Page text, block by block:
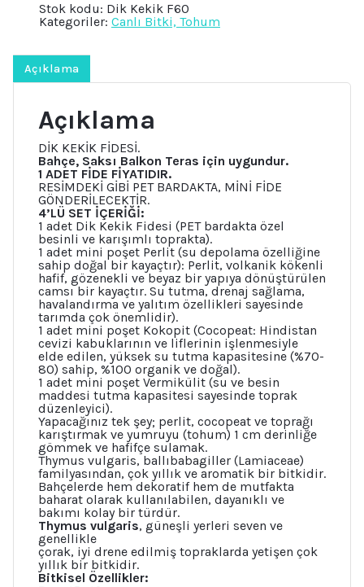
Kekik
fidesi,
compacta
ve
Perlit
Vermikülit,
Balkon
Teras
Saksı
Fidesi
adet
Stok kodu: Dik Kekik F60
Kategoriler: Canlı Bitki, Tohum
Açıklama
Açıklama
DİK KEKİK FİDESİ.
Bahçe, Saksı Balkon Teras için uygundur.
1 ADET FİDE FİYATIDIR.
RESİMDEKİ GİBİ PET BARDAKTA, MİNİ FİDE
GÖNDERİLECEKTİR.
4’LÜ SET İÇERİĞİ:
1 adet Dik Kekik Fidesi (PET bardakta özel
besinli ve karışımlı toprakta).
1 adet mini poşet Perlit (su depolama özelliğine
sahip doğal bir kayaçtır): Perlit, volkanik kökenli
hafif, gözenekli ve beyaz bir yapıya dönüştürülen
camsı bir kayaçtır. Su tutma, drenaj sağlama,
havalandırma ve yalıtım özellikleri sayesinde
tarımda çok önemlidir).
1 adet mini poşet Kokopit (Cocopeat: Hindistan
cevizi kabuklarının ve liflerinin işlenmesiyle
elde edilen, yüksek su tutma kapasitesine (%70-
80) sahip, %100 organik ve doğal).
1 adet mini poşet Vermikülit (su ve besin
maddesi tutma kapasitesi sayesinde toprak
düzenleyici).
Yapacağınız tek şey; perlit, cocopeat ve toprağı
karıştırmak ve yumruyu (tohum) 1 cm derinliğe
gömmek ve hafifçe sulamak.
Thymus vulgaris, ballıbabagiller (Lamiaceae)
familyasından, çok yıllık ve aromatik bir bitkidir.
Bahçelerde hem dekoratif hem de mutfakta
baharat olarak kullanılabilen, dayanıklı ve
bakımı kolay bir türdür.
Thymus vulgaris, güneşli yerleri seven ve
genellikle
çorak, iyi drene edilmiş topraklarda yetişen çok
yıllık bir bitkidir.
Bitkisel Özellikler: